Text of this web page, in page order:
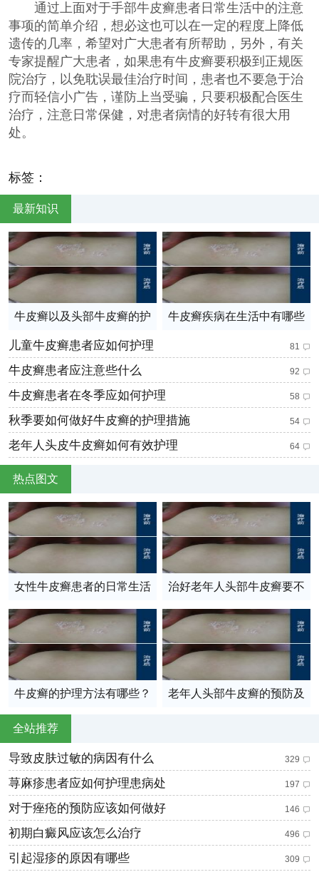
通过上面对于手部牛皮癣患者日常生活中的注意
事项的简单介绍，想必这也可以在一定的程度上降低
遗传的几率，希望对广大患者有所帮助，另外，有关
专家提醒广大患者，如果患有牛皮癣要积极到正规医
院治疗，以免耽误最佳治疗时间，患者也不要急于治
疗而轻信小广告，谨防上当受骗，只要积极配合医生
治疗，注意日常保健，对患者病情的好转有很大用
处。
标签：
最新知识
牛皮癣以及头部牛皮癣的护
理
牛皮癣疾病在生活中有哪些
儿童牛皮癣患者应如何护理 81
牛皮癣患者应注意些什么 92
牛皮癣患者在冬季应如何护理 58
秋季要如何做好牛皮癣的护理措施 54
老年人头皮牛皮癣如何有效护理 64
热点图文
女性牛皮癣患者的日常生活
保健
治好老年人头部牛皮癣要不
要忌口呢
牛皮癣的护理方法有哪些？
老年人头部牛皮癣的预防及
全站推荐
导致皮肤过敏的病因有什么 329
荨麻疹患者应如何护理患病处 197
对于痤疮的预防应该如何做好 146
初期白癜风应该怎么治疗 496
引起湿疹的原因有哪些 309